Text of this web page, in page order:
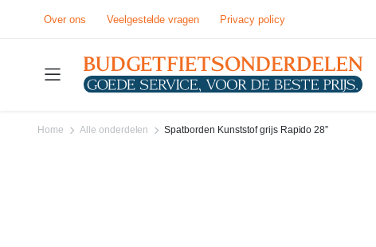
Over ons Veelgestelde vragen Privacy policy
Home Alle onderdelen Spatborden Kunststof grijs Rapido 28”